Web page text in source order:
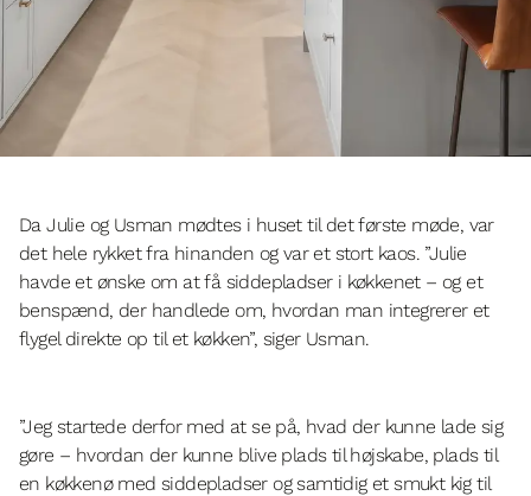
Da Julie og Usman mødtes i huset til det første møde, var
det hele rykket fra hinanden og var et stort kaos. ”Julie
havde et ønske om at få siddepladser i køkkenet – og et
benspænd, der handlede om, hvordan man integrerer et
flygel direkte op til et køkken”, siger Usman.
”Jeg startede derfor med at se på, hvad der kunne lade sig
gøre – hvordan der kunne blive plads til højskabe, plads til
en køkkenø med siddepladser og samtidig et smukt kig til